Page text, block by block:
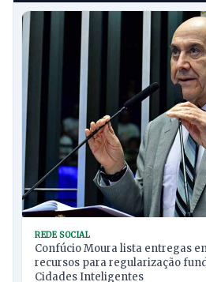
REDE SOCIAL
Confúcio Moura lista entregas
recursos para regularização
Cidades Inteligentes